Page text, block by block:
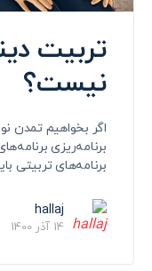
تربیت
نیست؟
اگر بخواهیم تمدن
برنامه‌ریزی
برنامه‌های تربیتی
hallaj
14 آذر 1400